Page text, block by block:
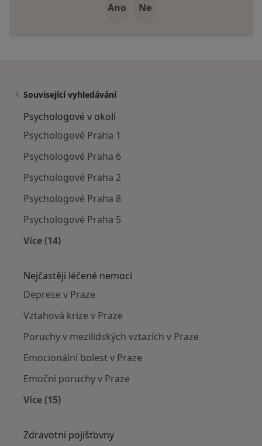
Ano Ne
Související vyhledávání
Psychologové v okolí
Psychologové Praha 1
Psychologové Praha 6
Psychologové Praha 2
Psychologové Praha 8
Psychologové Praha 5
Více (14)
Nejčastěji léčené nemoci
Deprese v Praze
Vztahová krize v Praze
Poruchy v mezilidských vztazích v Praze
Emocionální bolest v Praze
Emoční poruchy v Praze
Více (15)
Zdravotní pojišťovny